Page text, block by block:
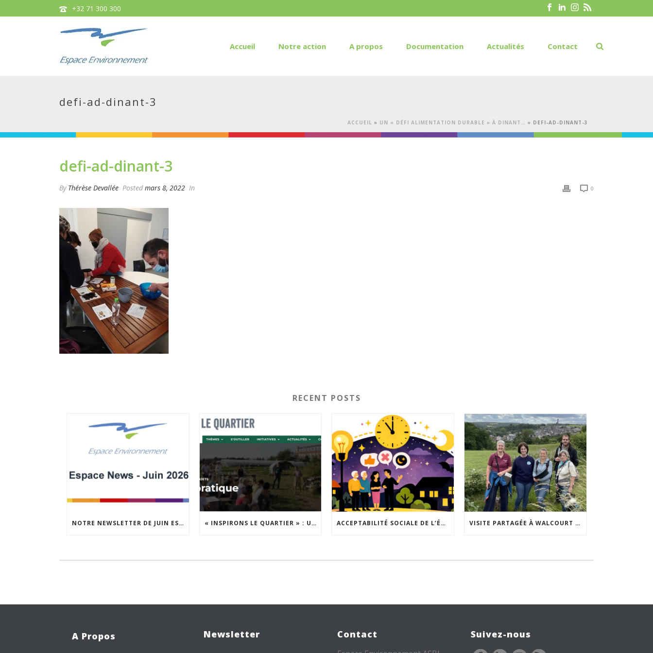
+32 71 300 300
Accueil Notre action A propos Documentation Actualités Contact
defi-ad-dinant-3
ACCUEIL » UN « DÉFI ALIMENTATION DURABLE » À DINANT… » DEFI-AD-DINANT-3
defi-ad-dinant-3
By Thérèse Devallée Posted mars 8, 2022 In 0
RECENT POSTS
NOTRE NEWSLETTER DE JUIN EST EN LIGNE ! « INSPIRONS LE QUARTIER » : UN NOUVEL APPEL À PROJETS EST LANCÉ ! ACCEPTABILITÉ SOCIALE DE L’ÉCLAIRAGE NOCTURNE : LE REPLAY EST DISPONIBLE VISITE PARTAGÉE À WALCOURT : UNE DÉMARCHE PARTICIPATIVE ANIMÉE PAR ESPACE ENVIRONNEMENT
A Propos Newsletter Contact Suivez-nous